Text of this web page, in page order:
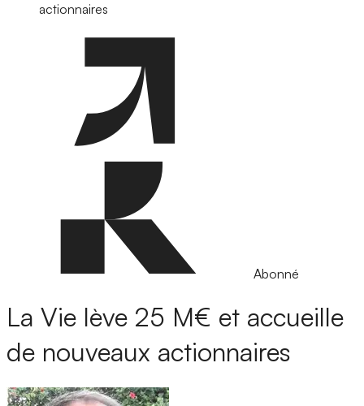
actionnaires
Abonné
La Vie lève 25 M€ et accueille
de nouveaux actionnaires